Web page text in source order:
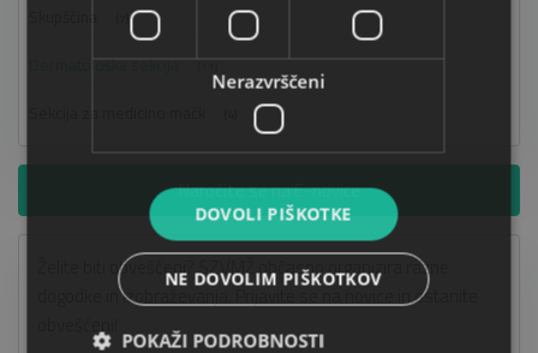
Dermatološka sekcija
Naročite se na E-novice
Želite biti obveščeni? SZVMŽ občasno organizira razne
dogodke in izobraževanja. Prijavite se na novice in ostanite
obveščeni!
Nerazvrščeni
DOVOLI PIŠKOTKE
NE DOVOLIM PIŠKOTKOV
POKAŽI PODROBNOSTI